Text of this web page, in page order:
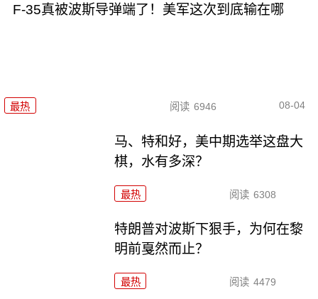
F-35真被波斯导弹端了！美军这次到底输在哪
最热 阅读 6946 08-04
马、特和好，美中期选举这盘大
棋，水有多深？
最热 阅读 6308
特朗普对波斯下狠手，为何在黎
明前戛然而止？
最热 阅读 4479